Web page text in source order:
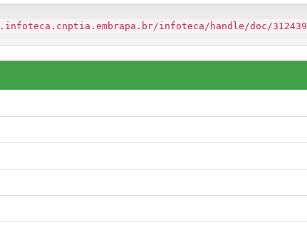
infoteca/handle/doc/312439